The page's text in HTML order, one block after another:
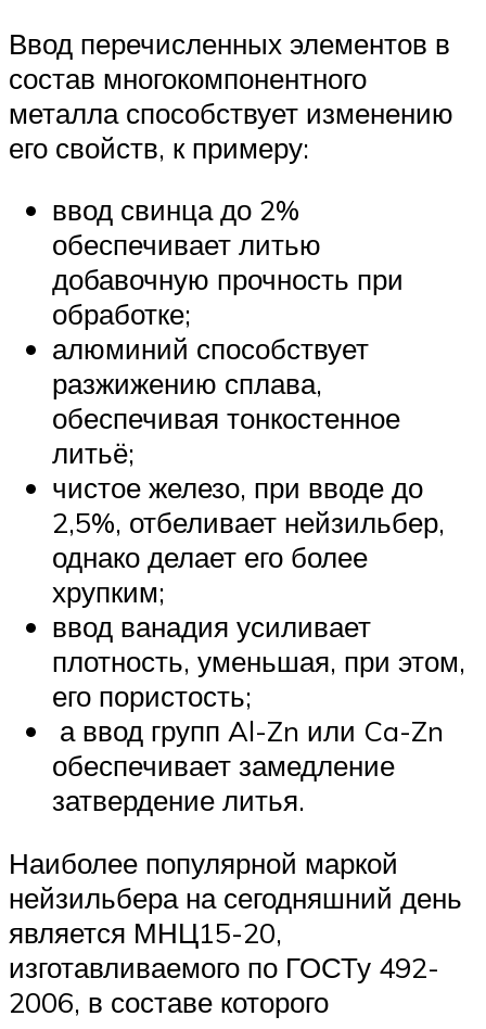
Ввод перечисленных элементов в
состав многокомпонентного
металла способствует изменению
его свойств, к примеру:
ввод свинца до 2%
обеспечивает литью
добавочную прочность при
обработке;
алюминий способствует
разжижению сплава,
обеспечивая тонкостенное
литьё;
чистое железо, при вводе до
2,5%, отбеливает нейзильбер,
однако делает его более
хрупким;
ввод ванадия усиливает
плотность, уменьшая, при этом,
его пористость;
а ввод групп Al-Zn или Ca-Zn
обеспечивает замедление
затвердение литья.
Наиболее популярной маркой
нейзильбера на сегодняшний день
является МНЦ15-20,
изготавливаемого по ГОСТу 492-
2006, в составе которого